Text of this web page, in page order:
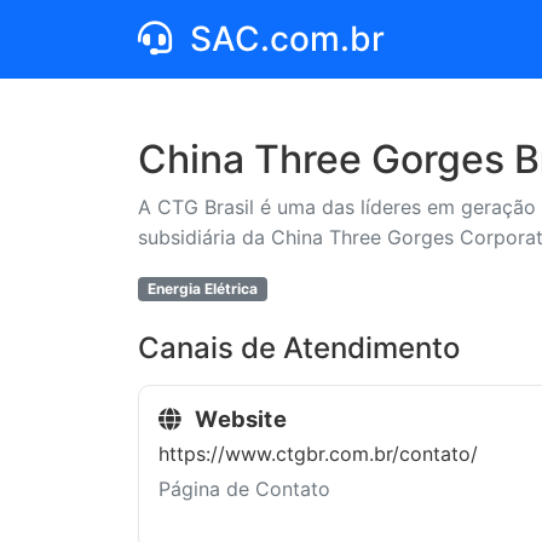
SAC.com.br
China Three Gorges
A CTG Brasil é uma das líderes em
subsidiária da China Three Gorges
Energia Elétrica
Canais de Atendimento
Website
https://www.ctgbr.com.br/contato/
Página de Contato